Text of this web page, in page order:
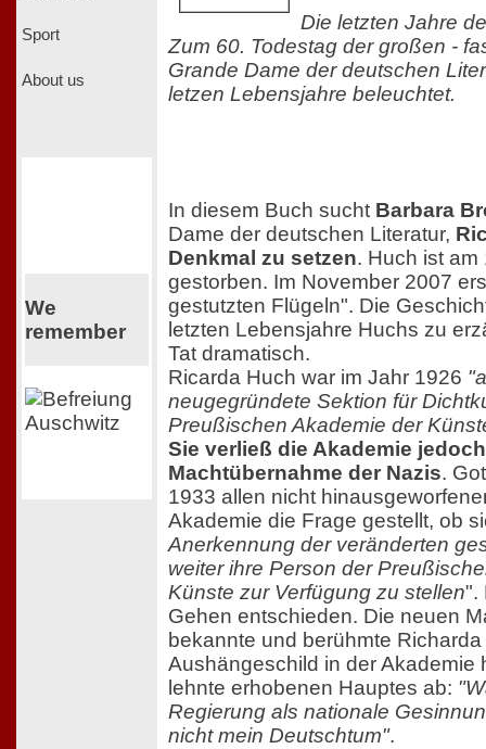
Sport
About us
We
remember
Die letzten Jahre
Zum 60. Todestag der großen -
Grande Dame der deutschen
letzen Lebensjahre beleuchtet.
In diesem Buch sucht Barbara
Dame der deutschen Literatur,
Denkmal zu setzen. Huch ist
gestorben. Im November 2007
gestutzten Flügeln". Die
letzten Lebensjahre Huchs zu
Tat dramatisch.
Ricarda Huch war im Jahr 1926
neugegründete Sektion für
Preußischen Akademie der
Sie verließ die Akademie
Machtübernahme der Nazis.
1933 allen nicht
Akademie die Frage gestellt, ob
Anerkennung der veränderten
weiter ihre Person der
Künste zur Verfügung zu stellen".
Gehen entschieden. Die neuen
bekannte und berühmte
Aushängeschild in der Akademie
lehnte erhobenen Hauptes ab:
Regierung als nationale
nicht mein Deutschtum".